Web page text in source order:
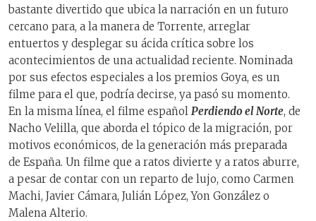
bastante divertido que ubica la narración en un futuro
cercano para, a la manera de Torrente, arreglar
entuertos y desplegar su ácida crítica sobre los
acontecimientos de una actualidad reciente. Nominada
por sus efectos especiales a los premios Goya, es un
filme para el que, podría decirse, ya pasó su momento.
En la misma línea, el filme español Perdiendo el Norte, de
Nacho Velilla, que aborda el tópico de la migración, por
motivos económicos, de la generación más preparada
de España. Un filme que a ratos divierte y a ratos aburre,
a pesar de contar con un reparto de lujo, como Carmen
Machi, Javier Cámara, Julián López, Yon González o
Malena Alterio.